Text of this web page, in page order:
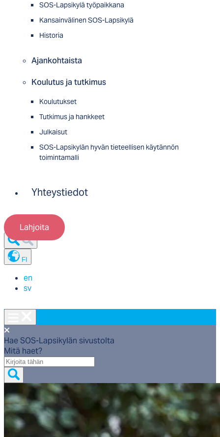
SOS-Lapsikylä työpaikkana
Kansainvälinen SOS-Lapsikylä
Historia
Ajankohtaista
Koulutus ja tutkimus
Koulutukset
Tutkimus ja hankkeet
Julkaisut
SOS-Lapsikylän hyvän tieteellisen käytännön
toimintamalli
Yhteystiedot
Lahjoita
FI
en
sv
Hae SOS-Lapsikylän sivustolta
Mitä haet?
Mitä
haet?